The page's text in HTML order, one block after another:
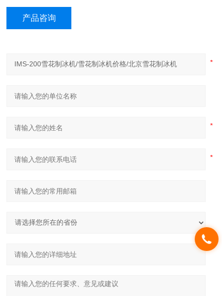
产品咨询